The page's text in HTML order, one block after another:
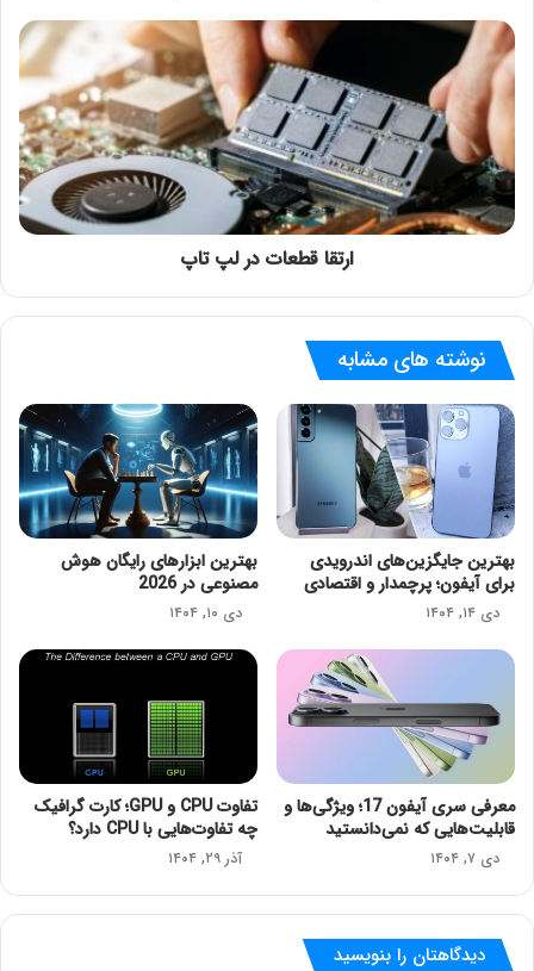
ارتقا قطعات در لپ تاپ
نوشته های مشابه
بهترین جایگزین‌های اندرویدی
برای آیفون؛ پرچمدار و اقتصادی
دی ۱۴, ۱۴۰۴
بهترین ابزارهای رایگان هوش
مصنوعی در 2026
دی ۱۰, ۱۴۰۴
معرفی سری آیفون 17؛ ویژگی‌ها و
قابلیت‌هایی که نمی‌دانستید
دی ۷, ۱۴۰۴
تفاوت CPU و GPU؛ کارت گرافیک
چه تفاوت‌هایی با CPU دارد؟
آذر ۲۹, ۱۴۰۴
دیدگاهتان را بنویسید